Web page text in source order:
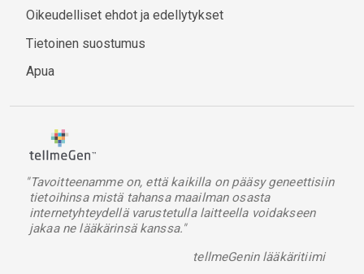
Oikeudelliset ehdot ja edellytykset
Tietoinen suostumus
Apua
"Tavoitteenamme on, että kaikilla on pääsy geneettisiin
tietoihinsa mistä tahansa maailman osasta
internetyhteydellä varustetulla laitteella voidakseen
jakaa ne lääkärinsä kanssa."
tellmeGenin lääkäritiimi